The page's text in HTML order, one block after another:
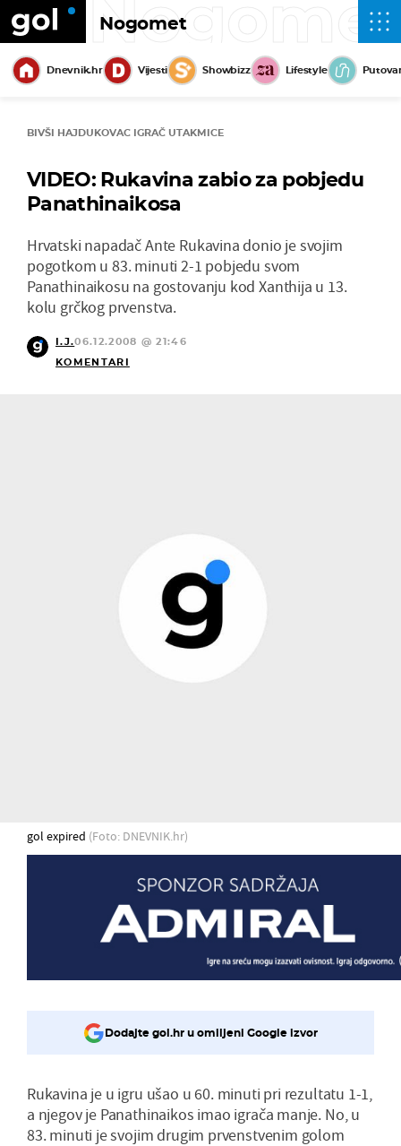
Nogomet
Dnevnik.hr Vijesti Showbizz Lifestyle
BIVŠI HAJDUKOVAC IGRAČ UTAKMICE
VIDEO: Rukavina zabio za pobjedu
Panathinaikosa
Hrvatski napadač Ante Rukavina donio je svojim
pogotkom u 83. minuti 2-1 pobjedu svom
Panathinaikosu na gostovanju kod Xanthija u 13.
kolu grčkog prvenstva.
I.J.06.12.2008 @ 21:46
KOMENTARI
gol expired (Foto: DNEVNIK.hr)
Dodajte gol.hr u omiljeni Google izvor
Rukavina je u igru ušao u 60. minuti pri rezultatu 1-1,
a njegov je Panathinaikos imao igrača manje. No, u
83. minuti je svojim drugim prvenstvenim golom